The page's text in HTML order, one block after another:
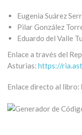
Eugenia Suárez
Pilar González
Eduardo del Valle
Enlace a través del
Asturias: https://
Enlace directo al libro: